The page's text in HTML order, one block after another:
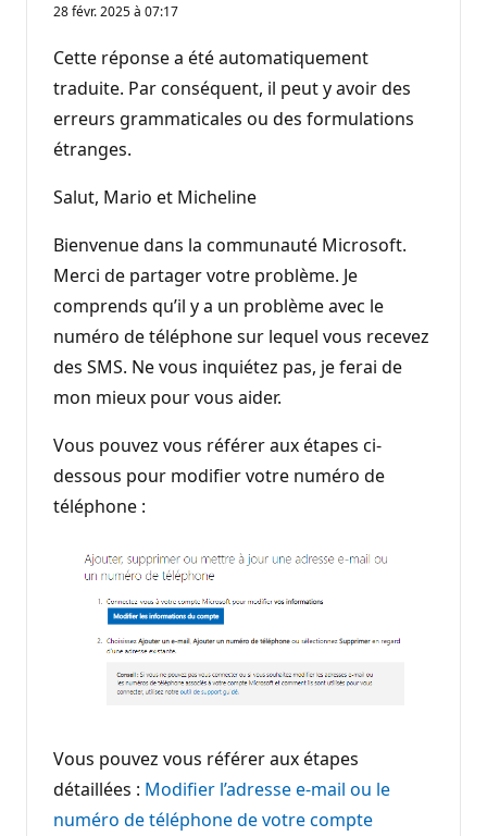
28 févr. 2025 à 07:17
Cette réponse a été automatiquement
traduite. Par conséquent, il peut y avoir des
erreurs grammaticales ou des formulations
étranges.
Salut, Mario et Micheline
Bienvenue dans la communauté Microsoft.
Merci de partager votre problème. Je
comprends qu’il y a un problème avec le
numéro de téléphone sur lequel vous recevez
des SMS. Ne vous inquiétez pas, je ferai de
mon mieux pour vous aider.
Vous pouvez vous référer aux étapes ci-
dessous pour modifier votre numéro de
téléphone :
Vous pouvez vous référer aux étapes
détaillées : Modifier l’adresse e-mail ou le
numéro de téléphone de votre compte